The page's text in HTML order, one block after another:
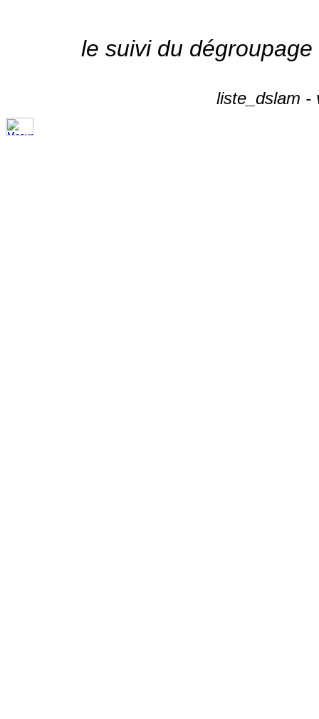
le suivi du
liste_dslam -